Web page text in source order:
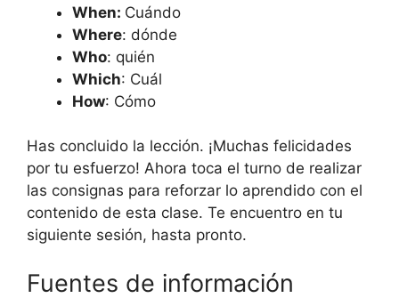
When: Cuándo
Where: dónde
Who: quién
Which: Cuál
How: Cómo
Has concluido la lección. ¡Muchas felicidades
por tu esfuerzo! Ahora toca el turno de realizar
las consignas para reforzar lo aprendido con el
contenido de esta clase. Te encuentro en tu
siguiente sesión, hasta pronto.
Fuentes de información